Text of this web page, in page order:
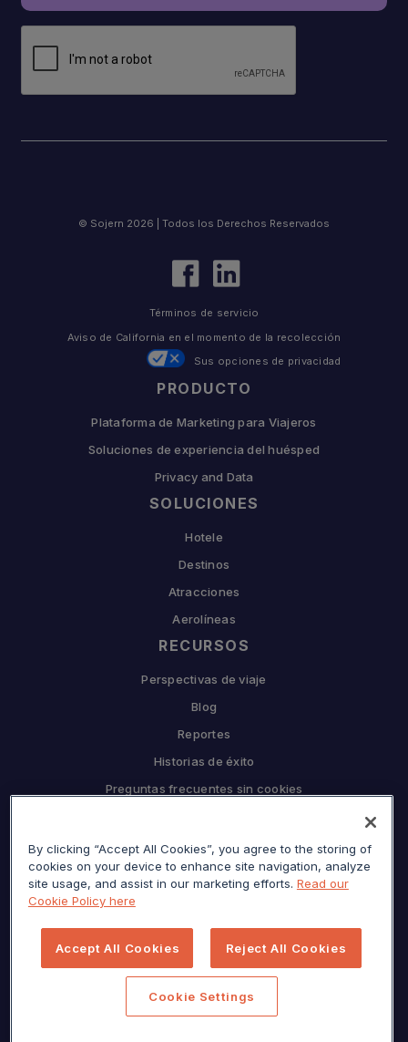
PRODUCTO
Plataforma de Marketing para Viajeros
Soluciones de experiencia del huésped
Privacy and Data
SOLUCIONES
Hotele
Destinos
Atracciones
Aerolíneas
RECURSOS
Perspectivas de viaje
Blog
Reportes
Historias de éxito
Preguntas frecuentes sin cookies
Por qué Sojern
Asóciate con nosotros
Prensa
Centro de privacidad
© Sojern 2026 | Todos los Derechos Reservados
Términos de servicio
Aviso de California en el momento de la recolección
Sus opciones de privacidad
By clicking “Accept All Cookies”, you agree to the storing of
cookies on your device to enhance site navigation, analyze
site usage, and assist in our marketing efforts. Read our
Cookie Policy here
Accept All Cookies Reject All Cookies
Cookie Settings